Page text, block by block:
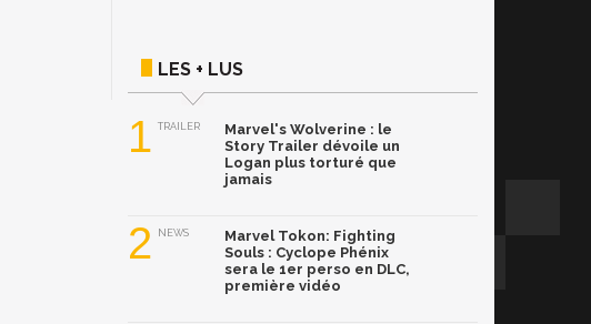
LES + LUS
1 TRAILER
Marvel's Wolverine : le
Story Trailer dévoile un
Logan plus torturé que
jamais
2 NEWS
Marvel Tokon: Fighting
Souls : Cyclope Phénix
sera le 1er perso en DLC,
première vidéo